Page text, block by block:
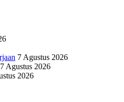
7 Agustus 2026
7 Agustus 2026
2026